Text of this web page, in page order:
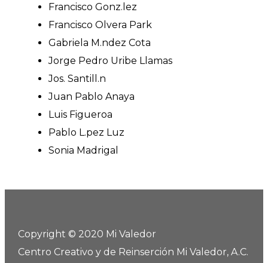
Francisco Gonz.lez
Francisco Olvera Park
Gabriela M.ndez Cota
Jorge Pedro Uribe Llamas
Jos. Santill.n
Juan Pablo Anaya
Luis Figueroa
Pablo L.pez Luz
Sonia Madrigal
Copyright © 2020 Mi Valedor
Centro Creativo y de Reinserción Mi Valedor, A.C.